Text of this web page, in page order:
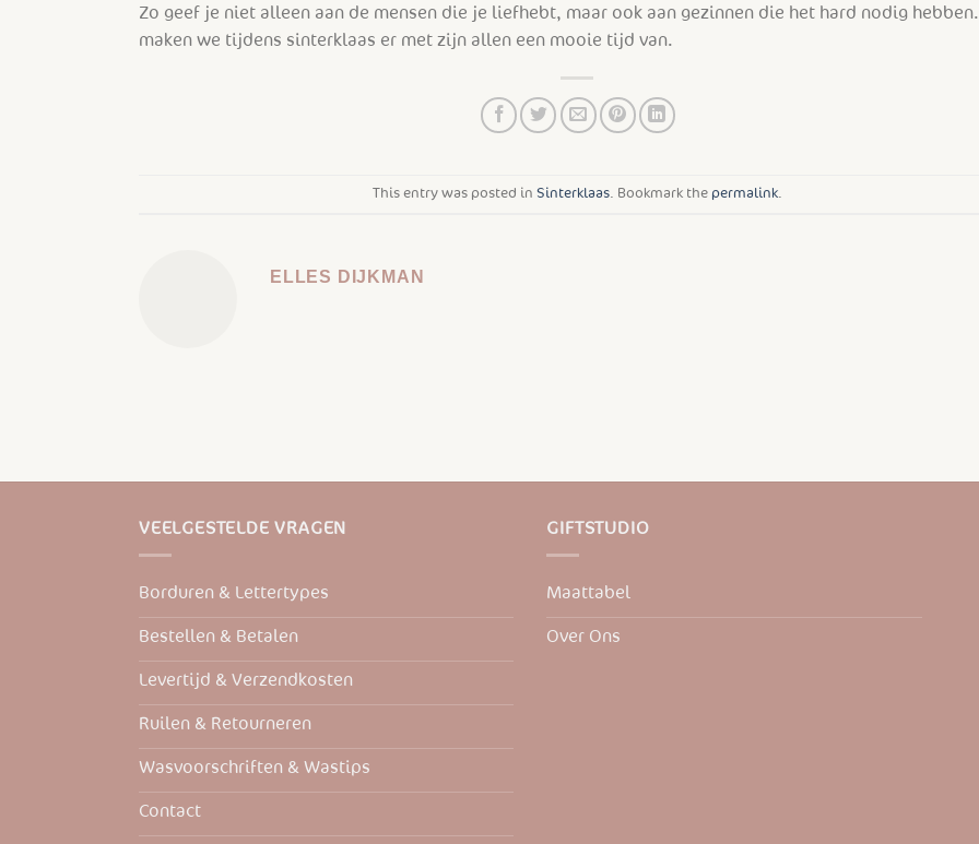
Zo geef je niet alleen aan de mensen die je liefhebt, maar ook aan gezinnen die het hard nodig
maken we tijdens sinterklaas er met zijn allen een mooie tijd van.
This entry was posted in Sinterklaas. Bookmark the permalink.
ELLES DIJKMAN
VEELGESTELDE VRAGEN
Borduren & Lettertypes
Bestellen & Betalen
Levertijd & Verzendkosten
Ruilen & Retourneren
Wasvoorschriften & Wastips
Contact
GIFTSTUDIO
Maattabel
Over Ons